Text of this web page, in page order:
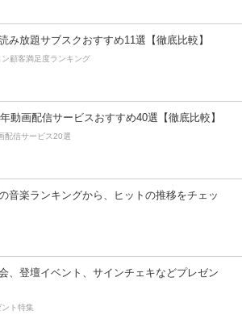
み放題サブスクおすすめ11選【徹底比較】
ン顧客満足度ランキング
動画配信サービスおすすめ40選【徹底比較】
配信サービス20選
音楽ランキングから、ヒットの推移をチェッ
、登壇イベント、サインチェキなどプレゼン
ント特集